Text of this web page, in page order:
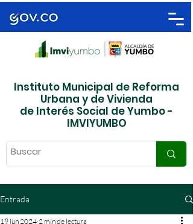
Instituto Municipal de Reforma
Urbana y de Vivienda
de Interés Social de Yumbo -
IMVIYUMBO
Entrada
19 jun 2024 2 min de lectura